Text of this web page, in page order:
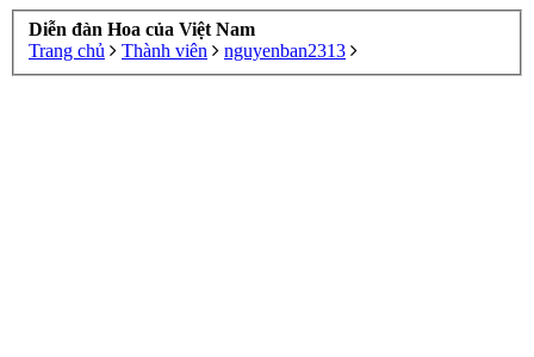
Diễn đàn Hoa của Việt Nam
Trang chủ
Thành viên nguyenban2313